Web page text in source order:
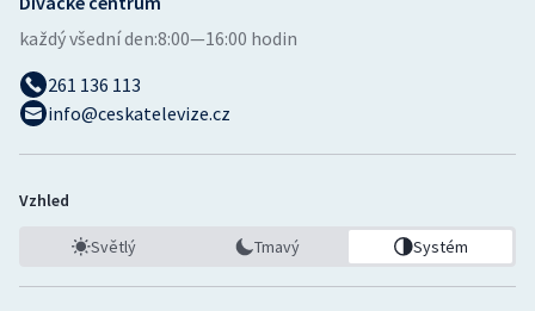
každý všední den:8:00—16:00 hodin
261 136 113
info@ceskatelevize.cz
Vzhled
Světlý Tmavý Systém